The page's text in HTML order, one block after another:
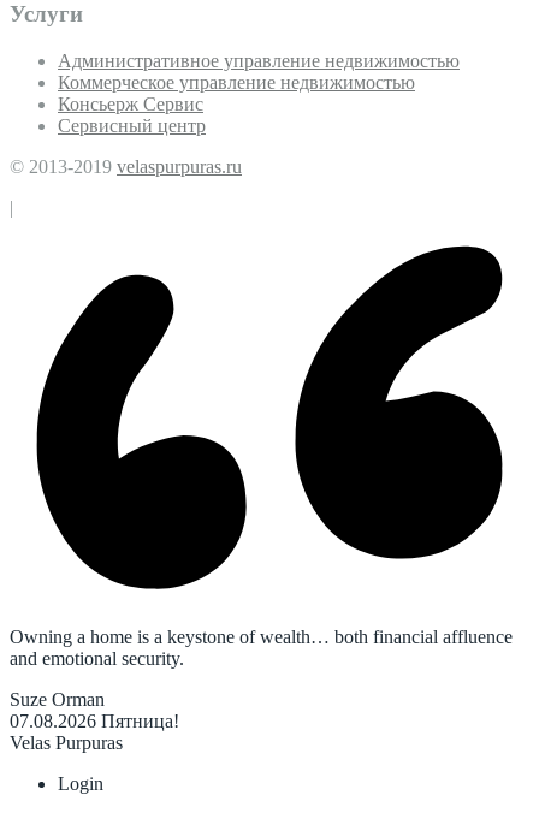
Услуги
Административное управление недвижимостью
Коммерческое управление недвижимостью
Консьерж Сервис
Сервисный центр
© 2013-2019 velaspurpuras.ru
|
Owning a home is a keystone of wealth… both financial affluence
and emotional security.
Suze Orman
07.08.2026 Пятница!
Velas Purpuras
Login